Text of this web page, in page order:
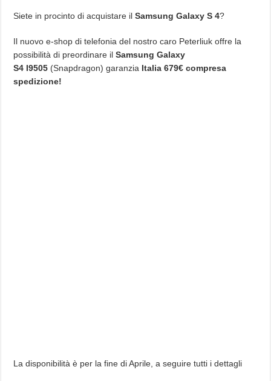
Siete in procinto di acquistare ilSamsung Galaxy S 4?
Il nuovo e-shop di telefonia del nostro caro Peterliuk offre la
possibilità di preordinare ilSamsung Galaxy
S4 I9505 (Snapdragon) garanzia Italia 679€ compresa
spedizione!
La disponibilità è per la fine di Aprile, a seguire tutti i dettagli